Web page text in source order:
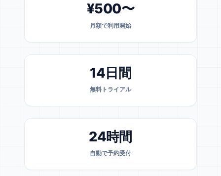
¥500〜
月額で利用開始
14日間
無料トライアル
24時間
自動で予約受付